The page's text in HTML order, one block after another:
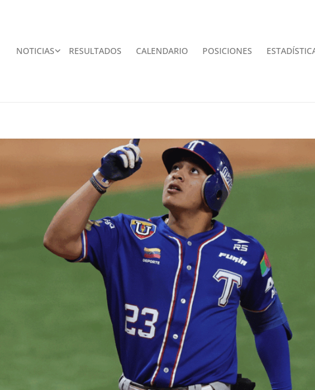
NOTICIAS RESULTADOS CALENDARIO POSICIONES